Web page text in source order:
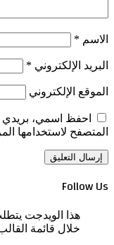
الاسم *
البريد الإلكتروني *
الموقع الإلكتروني
احفظ اسمي، بريدي
المتصفح لاستخدامها
Follow Us
هذا الويدجت
خلال قائمة